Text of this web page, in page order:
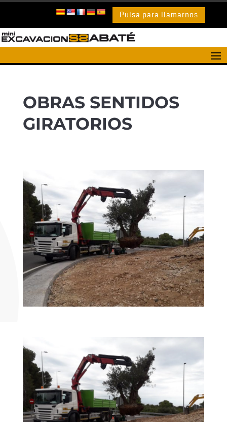
Pulsa para llamarnos
OBRAS SENTIDOS
GIRATORIOS